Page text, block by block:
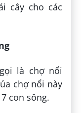
cây cho các
là chợ nổi
chợ nổi này
con sông.